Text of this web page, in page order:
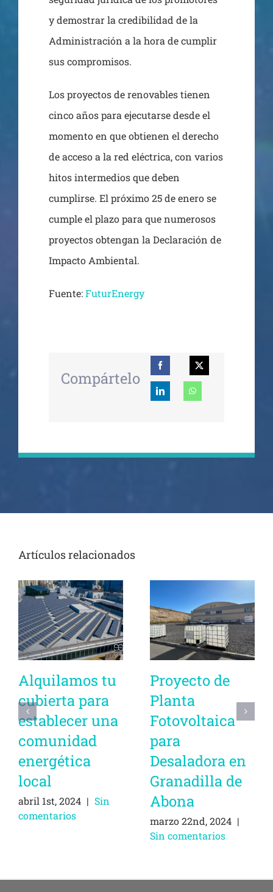
y demostrar la credibilidad de la
Administración a la hora de cumplir
sus compromisos.
Los proyectos de renovables tienen
cinco años para ejecutarse desde el
momento en que obtienen el derecho
de acceso a la red eléctrica, con varios
hitos intermedios que deben
cumplirse. El próximo 25 de enero se
cumple el plazo para que numerosos
proyectos obtengan la Declaración de
Impacto Ambiental.
Fuente:FuturEnergy
Compártelo
Artículos relacionados
Alquilamos tu
cubierta para
establecer una
comunidad
energética
local
abril 1st, 2024 | Sin
comentarios
Proyecto de
Planta
Fotovoltaica
para
Desaladora en
Granadilla de
Abona
marzo 22nd, 2024 |
Sin comentarios